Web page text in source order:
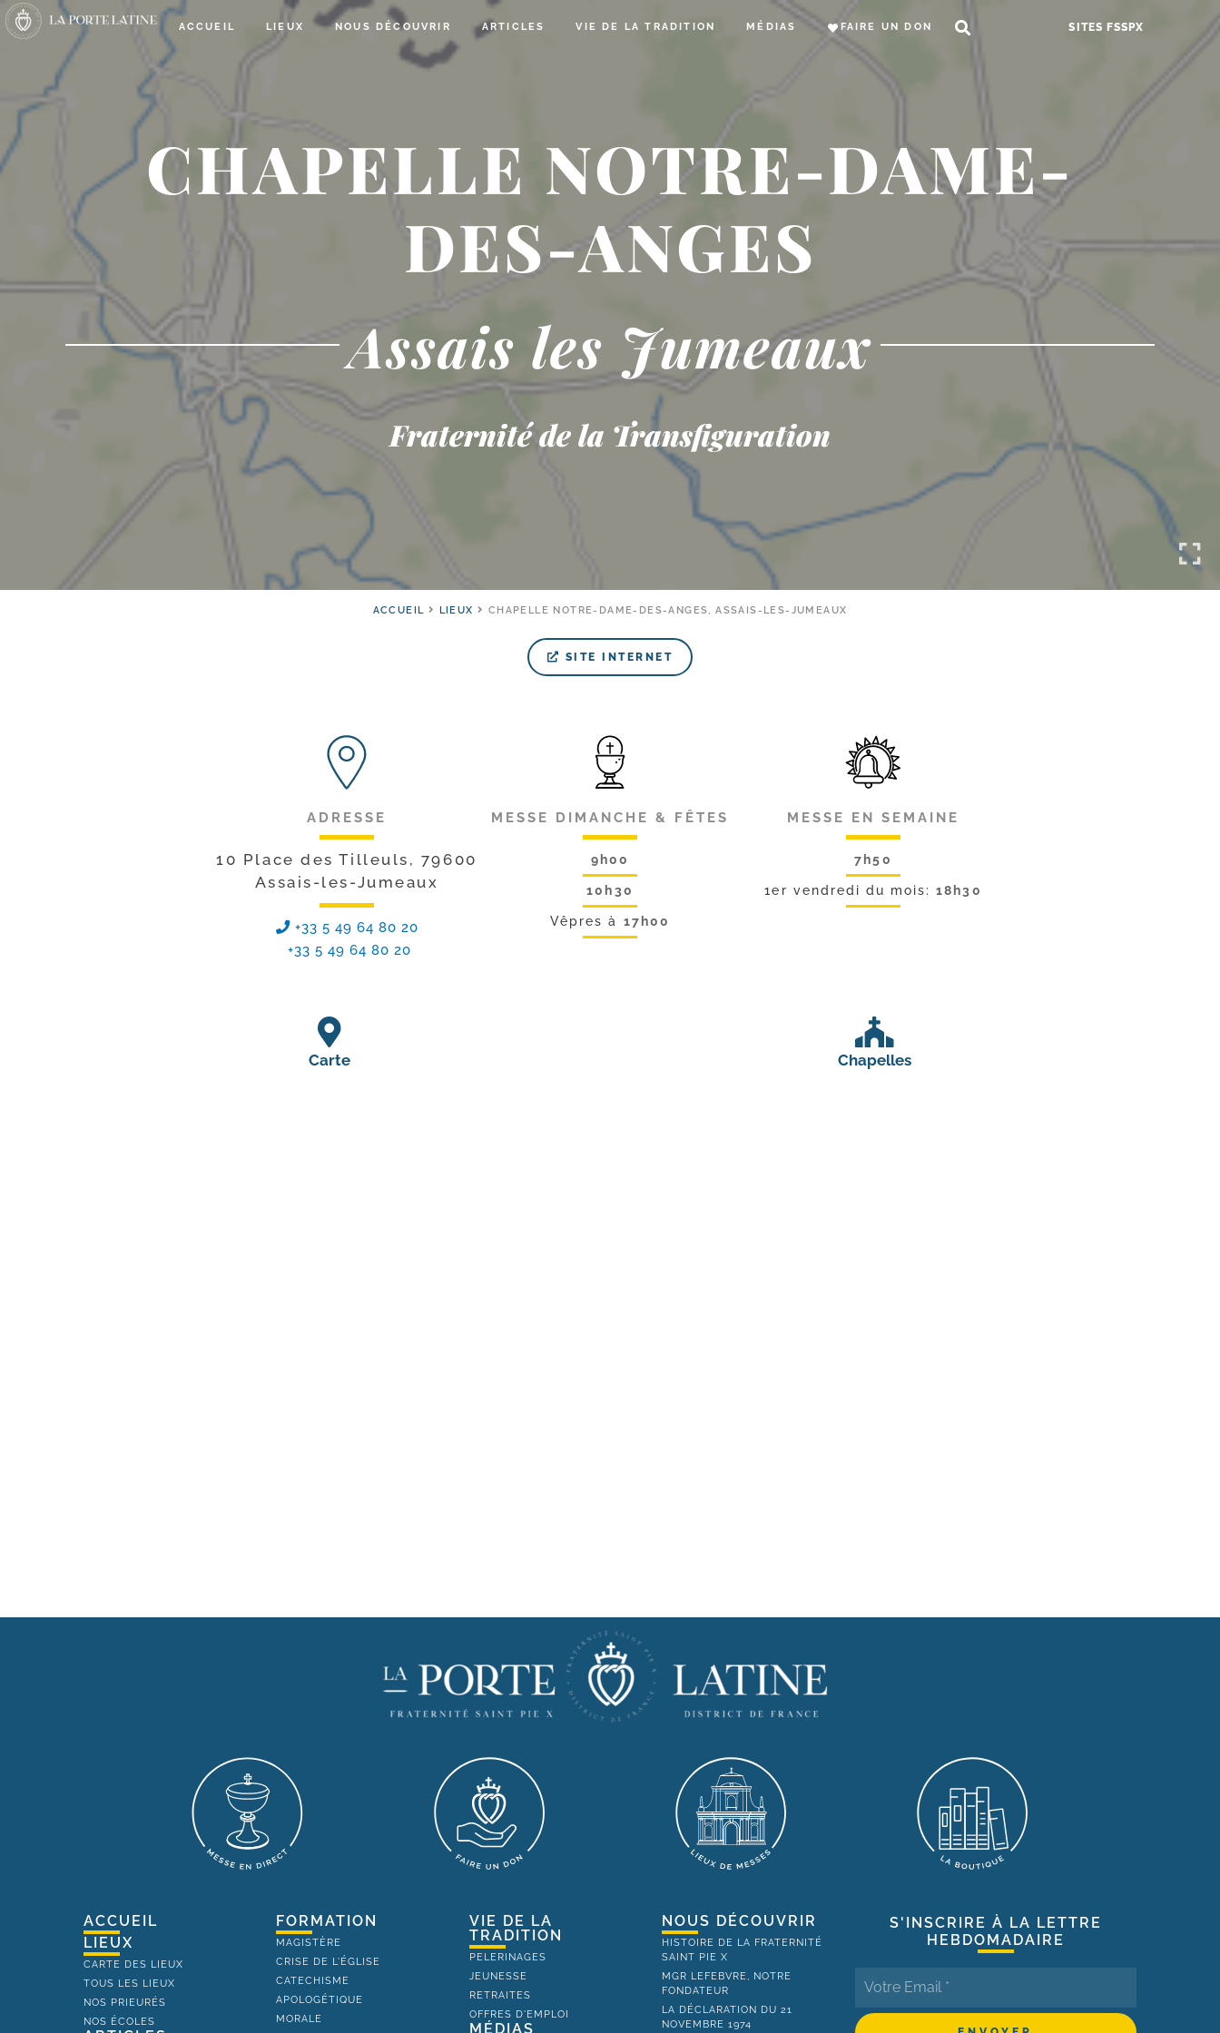
ACCUEIL LIEUX NOUS DÉCOUVRIR ARTICLES VIE DE LA TRADITION MÉDIAS FAIRE UN DON SITES FSSPX
CHAPELLE NOTRE-DAME-
DES-ANGES
Assais les Jumeaux
Fraternité de la Transfiguration
ACCUEIL LIEUX CHAPELLE NOTRE-DAME-DES-ANGES, ASSAIS-LES-JUMEAUX
SITE INTERNET
ADRESSE
10 Place des Tilleuls, 79600
Assais-les-Jumeaux
+33 5 49 64 80 20
+33 5 49 64 80 20
MESSE DIMANCHE & FÊTES
9h00
10h30
Vêpres à 17h00
MESSE EN SEMAINE
7h50
1er vendredi du mois:18h30
Carte Chapelles
ACCUEIL
LIEUX
CARTE DES LIEUX
TOUS LES LIEUX
NOS PRIEURÉS
NOS ÉCOLES
FORMATION
MAGISTÈRE
CRISE DE L'ÉGLISE
CATECHISME
APOLOGÉTIQUE
MORALE
VIE DE LA
TRADITION
PELERINAGES
JEUNESSE
RETRAITES
OFFRES D'EMPLOI
MÉDIAS
NOUS DÉCOUVRIR
HISTOIRE DE LA FRATERNITÉ
SAINT PIE X
MGR LEFEBVRE, NOTRE
FONDATEUR
LA DÉCLARATION DU 21
NOVEMBRE 1974
S'INSCRIRE À LA LETTRE
HEBDOMADAIRE